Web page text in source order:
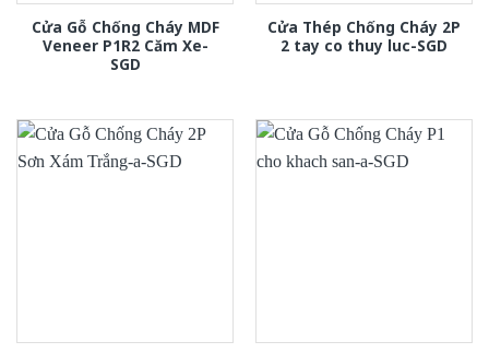
Cửa Gỗ Chống Cháy MDF
Veneer P1R2 Căm Xe-
SGD
Cửa Thép Chống Cháy 2P
2 tay co thuy luc-SGD